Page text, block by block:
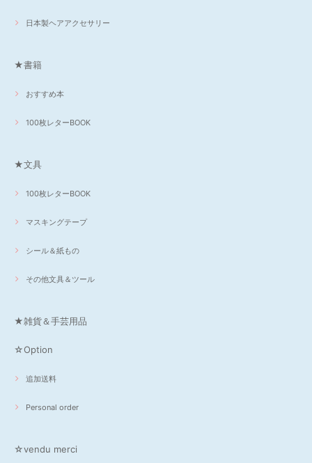
日本製ヘアアクセサリー
★書籍
おすすめ本
100枚レターBOOK
★文具
100枚レターBOOK
マスキングテープ
シール＆紙もの
その他文具＆ツール
★雑貨＆手芸用品
☆Option
追加送料
Personal order
☆vendu merci